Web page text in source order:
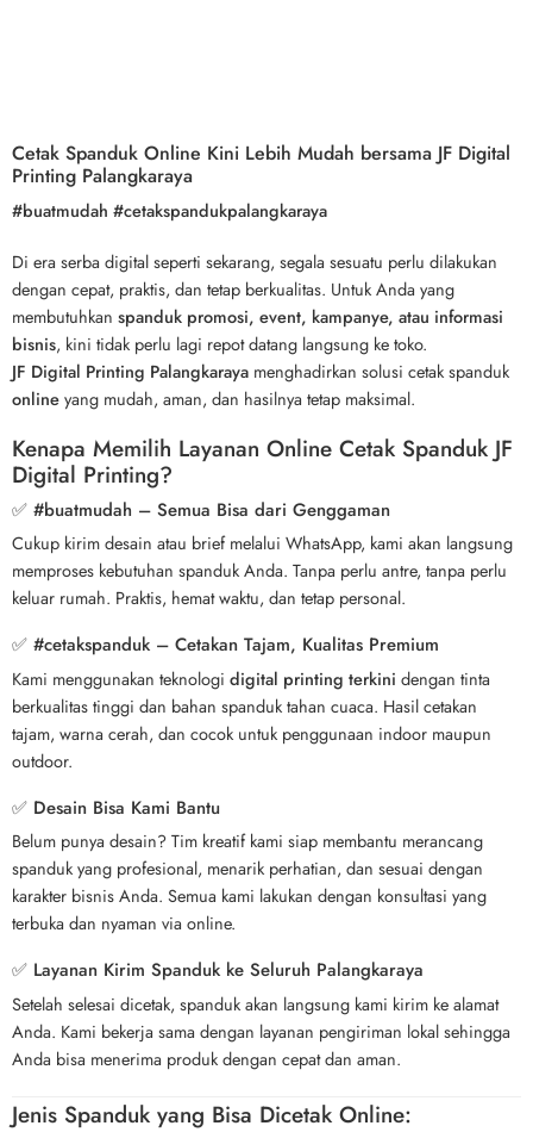
Cetak Spanduk Online Kini Lebih Mudah bersama JF Digital
Printing Palangkaraya
#buatmudah #cetakspandukpalangkaraya
Di era serba digital seperti sekarang, segala sesuatu perlu dilakukan
dengan cepat, praktis, dan tetap berkualitas. Untuk Anda yang
membutuhkan spanduk promosi, event, kampanye, atau informasi
bisnis, kini tidak perlu lagi repot datang langsung ke toko.
JF Digital Printing Palangkaraya menghadirkan solusi cetak spanduk
onlineyang mudah, aman, dan hasilnya tetap maksimal.
Kenapa Memilih Layanan Online Cetak Spanduk JF
Digital Printing?
✅ #buatmudah – Semua Bisa dari Genggaman
Cukup kirim desain atau brief melalui WhatsApp, kami akan langsung
memproses kebutuhan spanduk Anda. Tanpa perlu antre, tanpa perlu
keluar rumah. Praktis, hemat waktu, dan tetap personal.
✅ #cetakspanduk – Cetakan Tajam, Kualitas Premium
Kami menggunakan teknologi digital printing terkini dengan tinta
berkualitas tinggi dan bahan spanduk tahan cuaca. Hasil cetakan
tajam, warna cerah, dan cocok untuk penggunaan indoor maupun
outdoor.
✅ Desain Bisa Kami Bantu
Belum punya desain? Tim kreatif kami siap membantu merancang
spanduk yang profesional, menarik perhatian, dan sesuai dengan
karakter bisnis Anda. Semua kami lakukan dengan konsultasi yang
terbuka dan nyaman via online.
✅ Layanan Kirim Spanduk ke Seluruh Palangkaraya
Setelah selesai dicetak, spanduk akan langsung kami kirim ke alamat
Anda. Kami bekerja sama dengan layanan pengiriman lokal sehingga
Anda bisa menerima produk dengan cepat dan aman.
Jenis Spanduk yang Bisa Dicetak Online: